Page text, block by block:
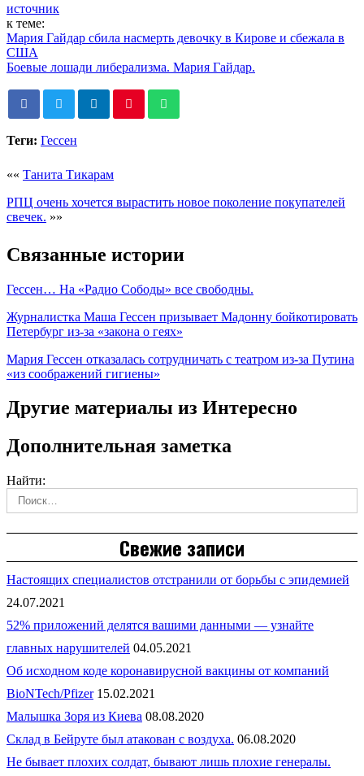
источник
к теме:
Мария Гайдар сбила насмерть девочку в Кирове и сбежала в
США
Боевые лошади либерализма. Мария Гайдар.
Теги: Гессен
«« Танита Тикарам
РПЦ очень хочется вырастить новое поколение покупателей
свечек. »»
Связанные истории
Гессен… На «Радио Сободы» все свободны.
Журналистка Маша Гессен призывает Мадонну бойкотировать
Петербург из-за «закона о геях»
Мария Гессен отказалась сотрудничать с театром из-за Путина
«из соображений гигиены»
Другие материалы из Интересно
Дополнительная заметка
Найти:
Свежие записи
Настоящих специалистов отстранили от борьбы с эпидемией
24.07.2021
52% приложений делятся вашими данными — узнайте
главных нарушителей 04.05.2021
Об исходном коде коронавирусной вакцины от компаний
BioNTech/Pfizer 15.02.2021
Малышка Зоря из Киева 08.08.2020
Склад в Бейруте был атакован с воздуха. 06.08.2020
Не бывает плохих солдат, бывают лишь плохие генералы.